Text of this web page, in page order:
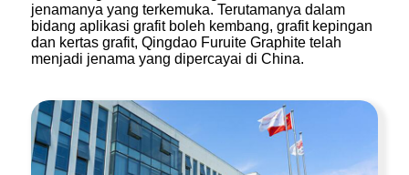
jenamanya yang terkemuka. Terutamanya dalam
bidang aplikasi grafit boleh kembang, grafit kepingan
dan kertas grafit, Qingdao Furuite Graphite telah
menjadi jenama yang dipercayai di China.